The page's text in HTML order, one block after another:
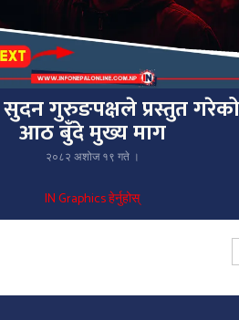
गुरुङपक्षले प्रस्तुत गरेको
आठ बुँदे मुख्य माग
२०८२ अशोज १९ गते ।
IN Graphics हेर्नुहोस्